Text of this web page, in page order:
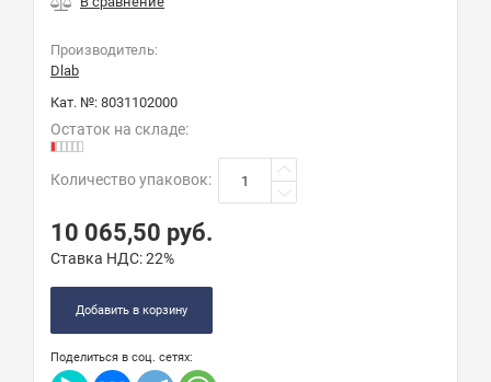
Производитель:
Dlab
Кат. №: 8031102000
Остаток на складе:
Количество упаковок:
10 065,50 руб.
Ставка НДС:22%
Добавить в корзину
Поделиться в соц. сетях: